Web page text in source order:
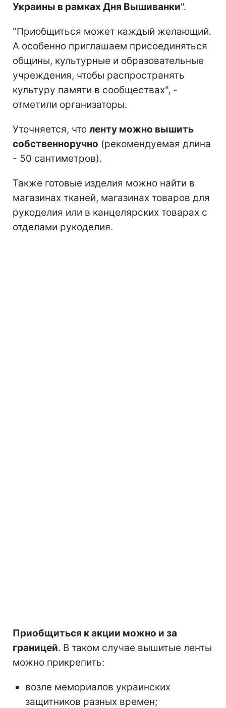
Украины в рамках Дня Вышиванки".
"Приобщиться может каждый желающий.
А особенно приглашаем присоединяться
общины, культурные и образовательные
учреждения, чтобы распространять
культуру памяти в сообществах", -
отметили организаторы.
Уточняется, что ленту можно вышить
собственноручно (рекомендуемая длина
- 50 сантиметров).
Также готовые изделия можно найти в
магазинах тканей, магазинах товаров для
рукоделия или в канцелярских товарах с
отделами рукоделия.
Приобщиться к акции можно и за
границей. В таком случае вышитые ленты
можно прикрепить:
возле мемориалов украинских
защитников разных времен;